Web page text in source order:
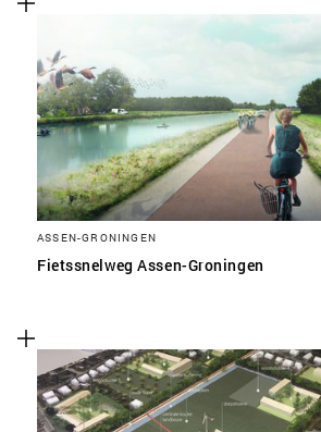
ASSEN-GRONINGEN
Fietssnelweg Assen-Groningen